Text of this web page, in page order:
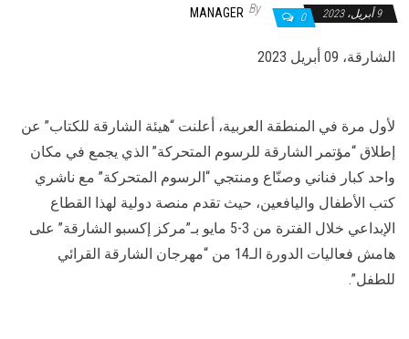
9 أبريل، 2023 0
By
MANAGER
الشارقة، 09 أبريل 2023
لأول مرة في المنطقة العربية، أعلنت “هيئة الشارقة للكتاب” عن
إطلاق “مؤتمر الشارقة للرسوم المتحركة” الذي يجمع في مكان
واحد كبار فناني وصنّاع ومنتجي “الرسوم المتحركة” مع ناشري
كتب الأطفال واليافعين، حيث تقدم منصة دولية لهذا القطاع
الإبداعي خلال الفترة من 3-5 مايو بـ”مركز إكسبو الشارقة” على
هامش فعاليات الدورة الـ14 من “مهرجان الشارقة القرائي
للطفل”.